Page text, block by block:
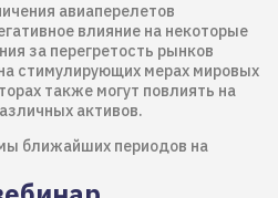
авиаперелетов
влияние на некоторые
за перегретость рынков
стимулирующих мерах мировых
также могут повлиять на
активов.
ближайших периодов на